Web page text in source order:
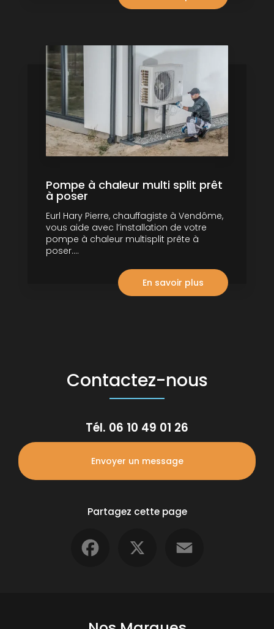
Pompe à chaleur multi split prêt
à poser
Eurl Hary Pierre, chauffagiste à Vendôme,
vous aide avec l’installation de votre
pompe à chaleur multisplit prête à
poser....
En savoir plus
Contactez-nous
Tél. 06 10 49 01 26
Envoyer un message
Partagez cette page